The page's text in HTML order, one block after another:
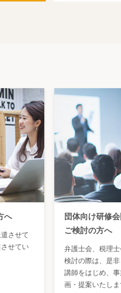
へ
させて
せてい
団体向け研修
ご検討の方へ
弁護士会、税理
検討の際は、是
講師をはじめ、
画・提案いたしま